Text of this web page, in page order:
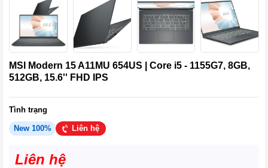
MSI Modern 15 A11MU 654US | Core i5 - 1155G7, 8GB,
512GB, 15.6'' FHD IPS
Tình trạng
New 100% Liên hệ
Liên hệ